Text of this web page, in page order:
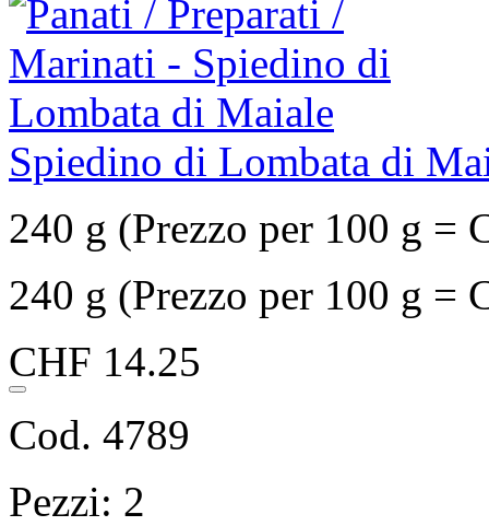
Spiedino di Lombata di
240 g (Prezzo per 100 g =
240 g (Prezzo per 100 g =
CHF 14.25
Cod. 4789
Pezzi: 2